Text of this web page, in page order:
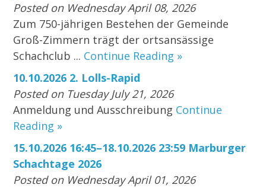
Posted on Wednesday April 08, 2026
Zum 750-jährigen Bestehen der Gemeinde
Groß-Zimmern trägt der ortsansässige
Schachclub ... Continue Reading »
10.10.2026 2. Lolls-Rapid
Posted on Tuesday July 21, 2026
Anmeldung und Ausschreibung Continue
Reading »
15.10.2026 16:45–18.10.2026 23:59 Marburger
Schachtage 2026
Posted on Wednesday April 01, 2026